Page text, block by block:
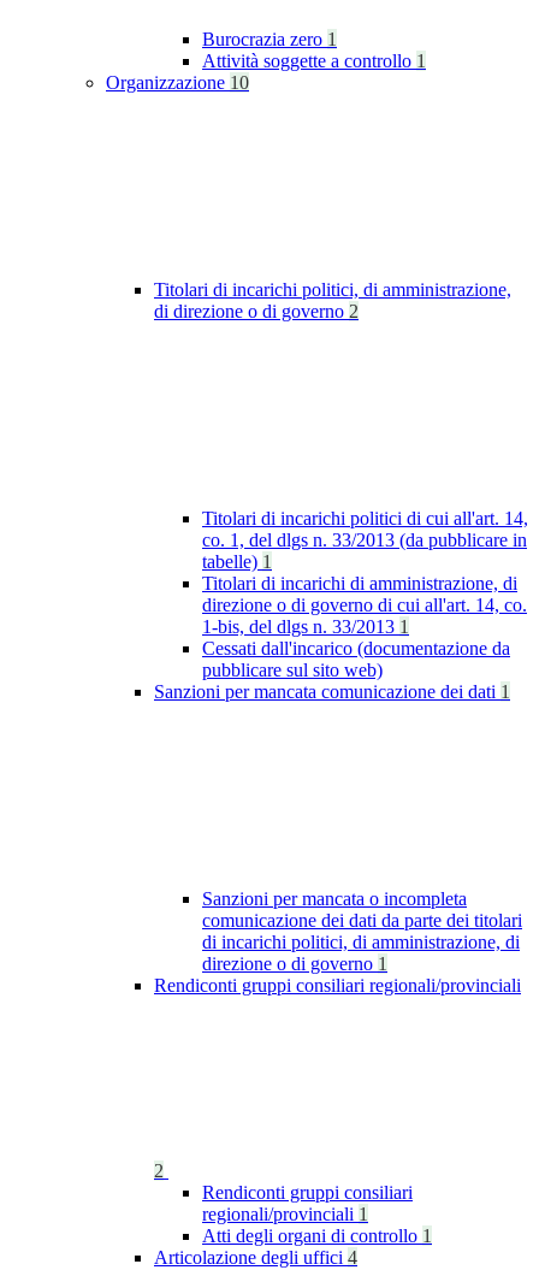
Burocrazia zero 1
Attività soggette a controllo 1
Organizzazione 10
Titolari di incarichi politici, di amministrazione,
di direzione o di governo 2
Titolari di incarichi politici di cui all'art. 14,
co. 1, del dlgs n. 33/2013 (da pubblicare in
tabelle) 1
Titolari di incarichi di amministrazione, di
direzione o di governo di cui all'art. 14, co.
1-bis, del dlgs n. 33/2013 1
Cessati dall'incarico (documentazione da
pubblicare sul sito web)
Sanzioni per mancata comunicazione dei dati 1
Sanzioni per mancata o incompleta
comunicazione dei dati da parte dei titolari
di incarichi politici, di amministrazione, di
direzione o di governo 1
Rendiconti gruppi consiliari regionali/provinciali
2
Rendiconti gruppi consiliari
regionali/provinciali 1
Atti degli organi di controllo 1
Articolazione degli uffici 4